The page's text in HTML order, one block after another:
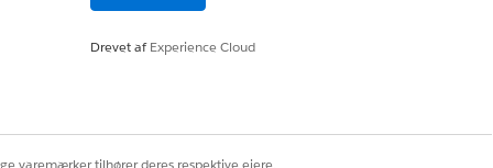
eller sessionskontekst for at
Drevet afExperience Cloud
varemærker tilhører deres respektive ejere.